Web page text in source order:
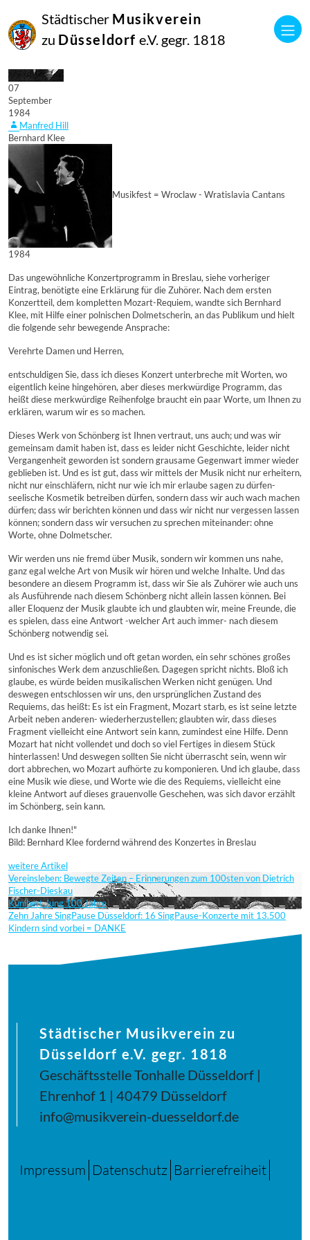
Städtischer Musikverein
zu Düsseldorf e.V. gegr. 1818
07
September
1984
Manfred Hill
Bernhard Klee
Musikfest = Wroclaw - Wratislavia Cantans
1984
Das ungewöhnliche Konzertprogramm in Breslau, siehe vorheriger
Eintrag, benötigte eine Erklärung für die Zuhörer. Nach dem ersten
Konzertteil, dem kompletten Mozart-Requiem, wandte sich Bernhard
Klee, mit Hilfe einer polnischen Dolmetscherin, an das Publikum und hielt
die folgende sehr bewegende Ansprache:
Verehrte Damen und Herren,
entschuldigen Sie, dass ich dieses Konzert unterbreche mit Worten, wo
eigentlich keine hingehören, aber dieses merkwürdige Programm, das
heißt diese merkwürdige Reihenfolge braucht ein paar Worte, um Ihnen zu
erklären, warum wir es so machen.
Dieses Werk von Schönberg ist Ihnen vertraut, uns auch; und was wir
gemeinsam damit haben ist, dass es leider nicht Geschichte, leider nicht
Vergangenheit geworden ist sondern grausame Gegenwart immer wieder
geblieben ist. Und es ist gut, dass wir mittels der Musik nicht nur erheitern,
nicht nur einschläfern, nicht nur wie ich mir erlaube sagen zu dürfen-
seelische Kosmetik betreiben dürfen, sondern dass wir auch wach machen
dürfen; dass wir berichten können und dass wir nicht nur vergessen lassen
können; sondern dass wir versuchen zu sprechen miteinander: ohne
Worte, ohne Dolmetscher.
Wir werden uns nie fremd über Musik, sondern wir kommen uns nahe,
ganz egal welche Art von Musik wir hören und welche Inhalte. Und das
besondere an diesem Programm ist, dass wir Sie als Zuhörer wie auch uns
als Ausführende nach diesem Schönberg nicht allein lassen können. Bei
aller Eloquenz der Musik glaubte ich und glaubten wir, meine Freunde, die
es spielen, dass eine Antwort -welcher Art auch immer- nach diesem
Schönberg notwendig sei.
Und es ist sicher möglich und oft getan worden, ein sehr schönes großes
sinfonisches Werk dem anzuschließen. Dagegen spricht nichts. Bloß ich
glaube, es würde beiden musikalischen Werken nicht genügen. Und
deswegen entschlossen wir uns, den ursprünglichen Zustand des
Requiems, das heißt: Es ist ein Fragment, Mozart starb, es ist seine letzte
Arbeit neben anderen- wiederherzustellen; glaubten wir, dass dieses
Fragment vielleicht eine Antwort sein kann, zumindest eine Hilfe. Denn
Mozart hat nicht vollendet und doch so viel Fertiges in diesem Stück
hinterlassen! Und deswegen sollten Sie nicht überrascht sein, wenn wir
dort abbrechen, wo Mozart aufhörte zu komponieren. Und ich glaube, dass
eine Musik wie diese, und Worte wie die des Requiems, vielleicht eine
kleine Antwort auf dieses grauenvolle Geschehen, was sich davor erzählt
im Schönberg, sein kann.
Ich danke Ihnen!"
Bild: Bernhard Klee fordernd während des Konzertes in Breslau
weitere Artikel
Vereinsleben: Bewegte Zeiten – Erinnerungen zum 100sten von Dietrich
Fischer-Dieskau
Kunibert Jung 100 Jahre
Zehn Jahre SingPause Düsseldorf: 16 SingPause-Konzerte mit 13.500
Kindern sind vorbei = DANKE
Städtischer Musikverein zu
Düsseldorf e.V. gegr. 1818
Geschäftsstelle Tonhalle Düsseldorf |
Ehrenhof 1 | 40479 Düsseldorf
info@musikverein-duesseldorf.de
Impressum Datenschutz Barrierefreiheit